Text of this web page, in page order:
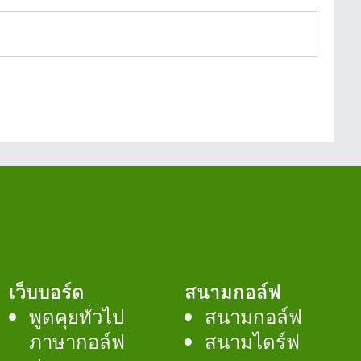
เว็บบอร์ด
พูดคุยทั่วไป
ภาษากอล์ฟ
สนามกอล์ฟ
สนามกอล์ฟ
สนามไดร์ฟ